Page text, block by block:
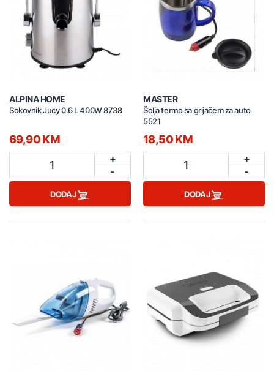
ALPINA HOME
Sokovnik Jucy 0.6 L 400W 8738
69,90 KM
1
+
-
DODAJ
MASTER
Šolja termo sa grijačem za auto
5521
18,50 KM
1
+
-
DODAJ